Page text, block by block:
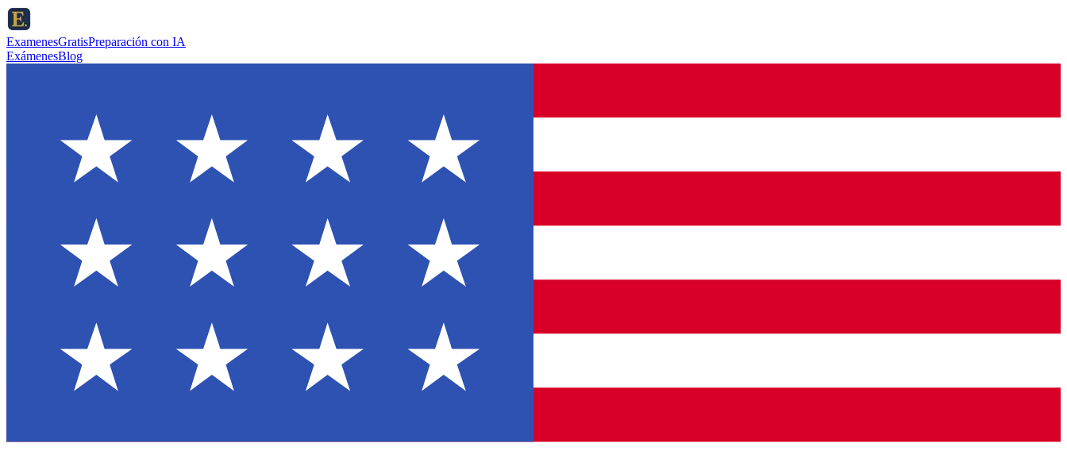
ExamenesGratisPreparación con IA
ExámenesBlog